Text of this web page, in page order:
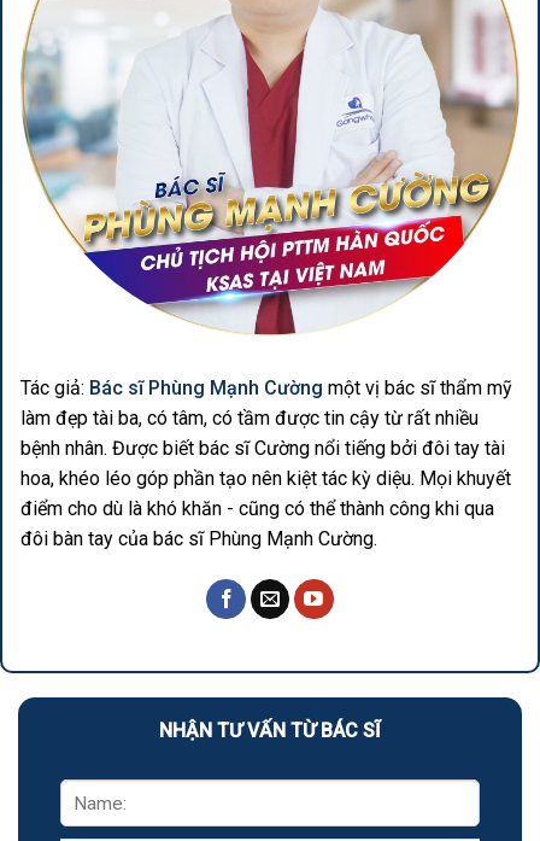
Tác giả: Bác sĩ Phùng Mạnh Cường một vị bác sĩ thẩm mỹ
làm đẹp tài ba, có tâm, có tầm được tin cậy từ rất nhiều
bệnh nhân. Được biết bác sĩ Cường nổi tiếng bởi đôi tay tài
hoa, khéo léo góp phần tạo nên kiệt tác kỳ diệu. Mọi khuyết
điểm cho dù là khó khăn - cũng có thể thành công khi qua
đôi bàn tay của bác sĩ Phùng Mạnh Cường.
NHẬN TƯ VẤN TỪ BÁC SĨ